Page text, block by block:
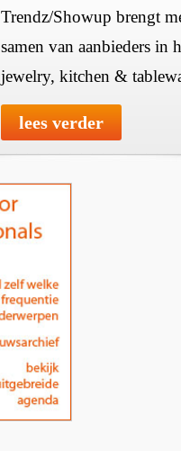
Trendz/Showup brengt
samen van aanbieders in
jewelry, kitchen &
lees verder